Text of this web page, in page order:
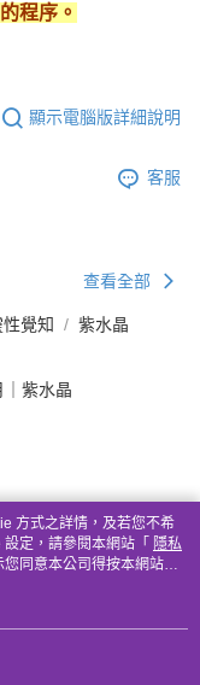
程序。
顯示電腦版詳細說明
客服
查看全部
覺知
紫水晶
｜紫水晶
方式之詳情，及若您不希
定，請參閱本網站「 隱私
同意本公司得按本網站使